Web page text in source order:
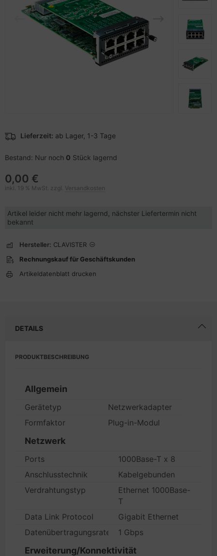
Lieferzeit: ab Lager, 1-3 Tage
Bestand: Nur noch 0 Stück lagernd
0,00 €
inkl. 19 % MwSt. zzgl. Versandkosten
Artikel leider nicht mehr lagernd, nächster Liefertermin nicht
bekannt
Hersteller: CLAVISTER
Rechnungskauf für Geschäftskunden
Artikeldatenblatt drucken
DETAILS
PRODUKTBESCHREIBUNG
Allgemein
Gerätetyp
Netzwerkadapter
Formfaktor
Plug-in-Modul
Netzwerk
Ports
1000Base-T x 8
Anschlusstechnik
Kabelgebunden
Verdrahtungstyp
Ethernet 1000Base-
T
Data Link Protocol
Gigabit Ethernet
Datenübertragungsrate
1 Gbps
Erweiterung/Konnektivität
& Video
und Navigation
CD/DVD/BluRay
Modding
Netzwerkgeräte
Folien, Etiketten
& Tragebehältnisse
Tinten Minen